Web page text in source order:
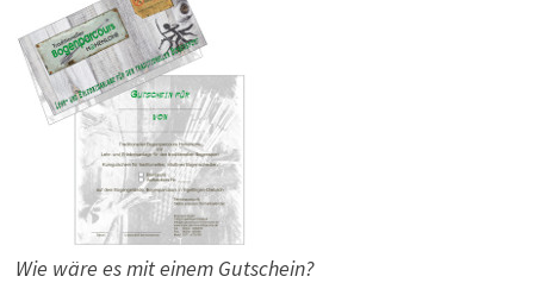
Wie wäre es mit einem Gutschein?